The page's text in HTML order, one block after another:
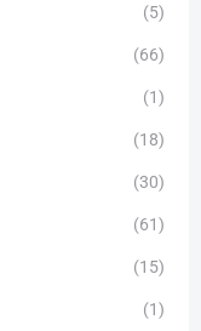
(5)
(66)
(1)
(18)
(30)
(61)
(15)
(1)